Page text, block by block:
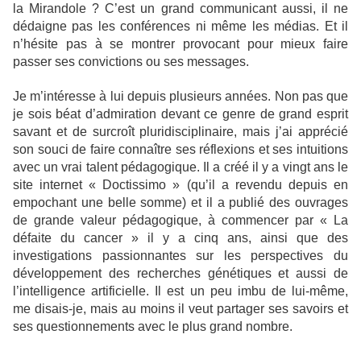
la Mirandole ? C’est un grand communicant aussi, il ne
dédaigne pas les conférences ni même les médias. Et il
n’hésite pas à se montrer provocant pour mieux faire
passer ses convictions ou ses messages.
Je m’intéresse à lui depuis plusieurs années. Non pas que
je sois béat d’admiration devant ce genre de grand esprit
savant et de surcroît pluridisciplinaire, mais j’ai apprécié
son souci de faire connaître ses réflexions et ses intuitions
avec un vrai talent pédagogique. Il a créé il y a vingt ans le
site internet « Doctissimo » (qu’il a revendu depuis en
empochant une belle somme) et il a publié des ouvrages
de grande valeur pédagogique, à commencer par « La
défaite du cancer » il y a cinq ans, ainsi que des
investigations passionnantes sur les perspectives du
développement des recherches génétiques et aussi de
l’intelligence artificielle. Il est un peu imbu de lui-même,
me disais-je, mais au moins il veut partager ses savoirs et
ses questionnements avec le plus grand nombre.